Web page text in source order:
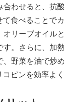
わせると、抗
食べることで
リーブオイル
。さらに、加
野菜を油で炒
ピンを効率よ